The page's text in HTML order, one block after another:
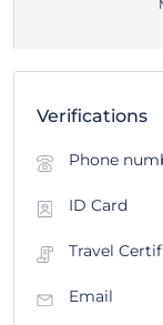
Verifications
Phone
ID Card
Travel
Email